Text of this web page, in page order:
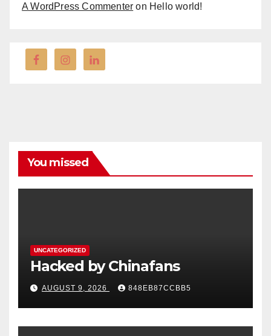
A WordPress Commenter on Hello world!
You missed
UNCATEGORIZED
Hacked by Chinafans
AUGUST 9, 2026 848EB87CCBB5